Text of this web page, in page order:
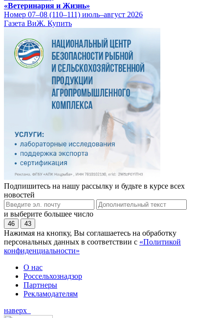
«Ветеринария и Жизнь»
Номер 07–08 (110–111) июль–август 2026
Газета ВиЖ. Купить
Подпишитесь на нашу рассылку и будьте в курсе всех
новостей
и выберите большее число
46 43
Нажимая на кнопку, Вы соглашаетесь на обработку
персональных данных в соответствии с «Политикой
конфиденциальности»
О нас
Россельхознадзор
Партнеры
Рекламодателям
наверх